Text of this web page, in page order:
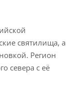
святилища, а
Регион
севера с её